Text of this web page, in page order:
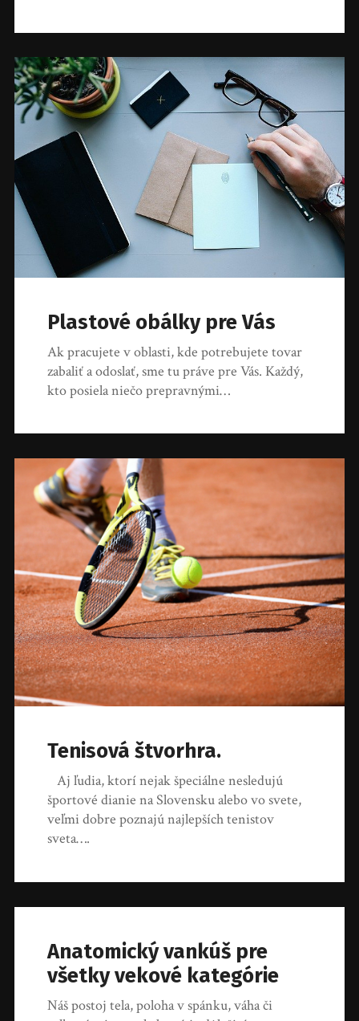
Plastové obálky pre Vás
Ak pracujete v oblasti, kde potrebujete tovar
zabaliť a odoslať, sme tu práve pre Vás. Každý,
kto posiela niečo prepravnými…
Tenisová štvorhra.
Aj ľudia, ktorí nejak špeciálne nesledujú
športové dianie na Slovensku alebo vo svete,
veľmi dobre poznajú najlepších tenistov
sveta….
Anatomický vankúš pre
všetky vekové kategórie
Náš postoj tela, poloha v spánku, váha či